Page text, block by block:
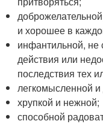
и хорошее в
инфантильной, не
действия или
последствия тех
легкомысленной
хрупкой и нежной;
способной